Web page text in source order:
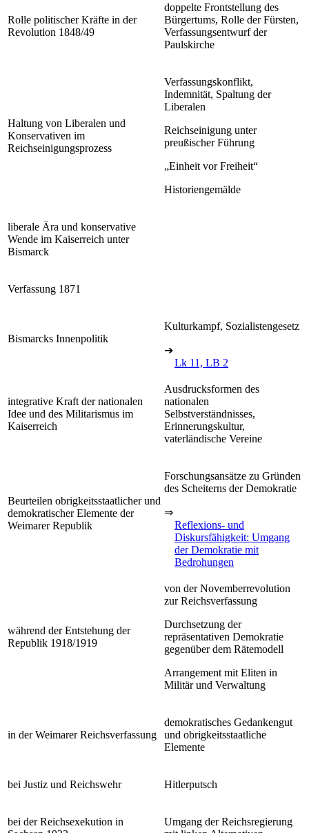
Rolle politischer Kräfte in der
Revolution 1848/49
doppelte Frontstellung des
Bürgertums, Rolle der Fürsten,
Verfassungsentwurf der
Paulskirche
Haltung von Liberalen und
Konservativen im
Reichseinigungsprozess
Verfassungskonflikt,
Indemnität, Spaltung der
Liberalen
Reichseinigung unter
preußischer Führung
„Einheit vor Freiheit“
Historiengemälde
liberale Ära und konservative
Wende im Kaiserreich unter
Bismarck
Verfassung 1871
Bismarcks Innenpolitik
Kulturkampf, Sozialistengesetz
➔
Lk 11, LB 2
integrative Kraft der nationalen
Idee und des Militarismus im
Kaiserreich
Ausdrucksformen des
nationalen
Selbstverständnisses,
Erinnerungskultur,
vaterländische Vereine
Beurteilen obrigkeitsstaatlicher und
demokratischer Elemente der
Weimarer Republik
Forschungsansätze zu Gründen
des Scheiterns der Demokratie
⇒
Reflexions- und
Diskursfähigkeit: Umgang
der Demokratie mit
Bedrohungen
während der Entstehung der
Republik 1918/1919
von der Novemberrevolution
zur Reichsverfassung
Durchsetzung der
repräsentativen Demokratie
gegenüber dem Rätemodell
Arrangement mit Eliten in
Militär und Verwaltung
in der Weimarer Reichsverfassung
demokratisches Gedankengut
und obrigkeitsstaatliche
Elemente
bei Justiz und Reichswehr Hitlerputsch
bei der Reichsexekution in
Umgang der Reichsregierung